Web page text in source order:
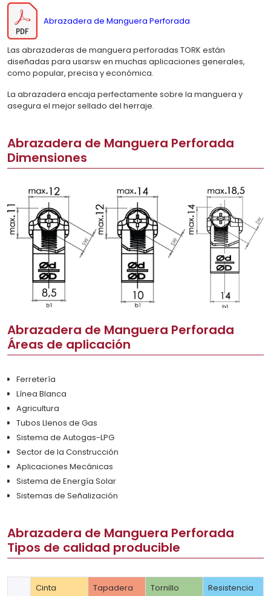
Abrazadera de Manguera Perforada
Las abrazaderas de manguera perforadas TORK están
diseñadas para usarsw en muchas aplicaciones generales,
como popular, precisa y económica.
La abrazadera encaja perfectamente sobre la manguera y
asegura el mejor sellado del herraje.
Abrazadera de Manguera Perforada
Dimensiones
Abrazadera de Manguera Perforada
Áreas de aplicación
Ferretería
Línea Blanca
Agricultura
Tubos Llenos de Gas
Sistema de Autogas-LPG
Sector de la Construcción
Aplicaciones Mecánicas
Sistema de Energía Solar
Sistemas de Señalización
Abrazadera de Manguera Perforada
Tipos de calidad producible
Cinta Tapadera Tornillo
Resistencia